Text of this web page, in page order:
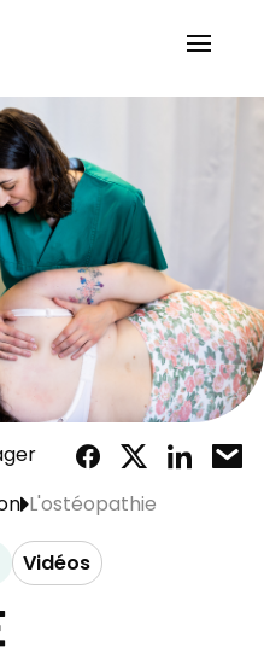
L'ostéopathie
Vidéos